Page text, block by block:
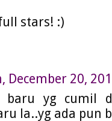
stars! :)
December 20,
baru yg cumil
la..yg ada pun